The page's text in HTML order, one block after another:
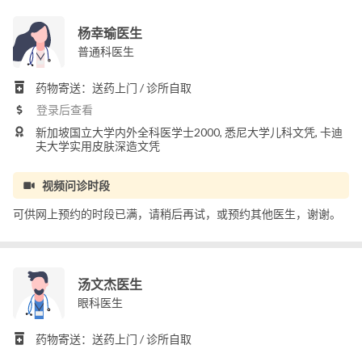
杨幸瑜医生
普通科医生
药物寄送：送药上门 / 诊所自取
登录后查看
新加坡国立大学内外全科医学士2000, 悉尼大学儿科文凭, 卡迪
夫大学实用皮肤深造文凭
视频问诊时段
可供网上预约的时段已满，请稍后再试，或预约其他医生，谢谢。
汤文杰医生
眼科医生
药物寄送：送药上门 / 诊所自取